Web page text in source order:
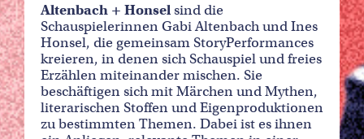
Altenbach + Honselsind die
Schauspielerinnen Gabi Altenbach und Ines
Honsel, die gemeinsam StoryPerformances
kreieren, in denen sich Schauspiel und freies
Erzählen miteinander mischen. Sie
beschäftigen sich mit Märchen und Mythen,
literarischen Stoffen und Eigenproduktionen
zu bestimmten Themen. Dabei ist es ihnen